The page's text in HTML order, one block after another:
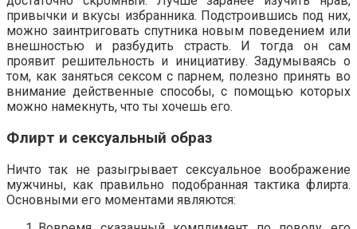
привычки и вкусы избранника. Подстроившись под них,
можно заинтриговать спутника новым поведением или
внешностью и разбудить страсть. И тогда он сам
проявит решительность и инициативу. Задумываясь о
том, как заняться сексом с парнем, полезно принять во
внимание действенные способы, с помощью которых
можно намекнуть, что ты хочешь его.
Флирт и сексуальный образ
Ничто так не разыгрывает сексуальное воображение
мужчины, как правильно подобранная тактика флирта.
Основными его моментами являются: